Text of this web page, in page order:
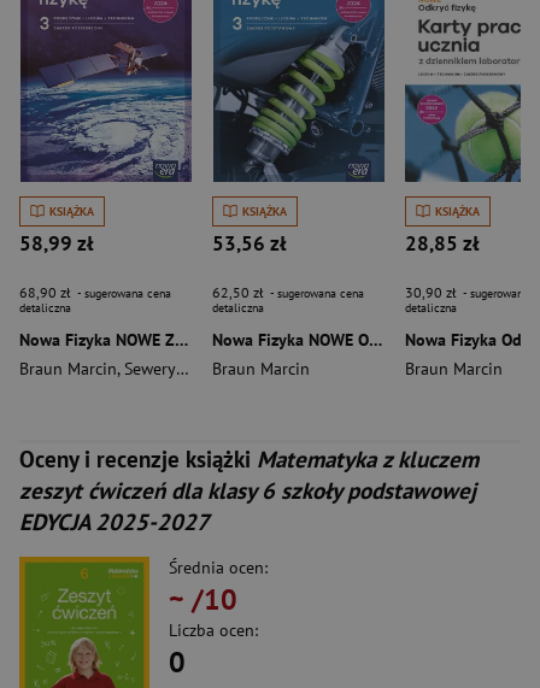
KSIĄŻKA
58,99 zł
68,90 zł - sugerowana cena
detaliczna
Nowa Fizyka NOWE ZROZUMIEĆ FIZYKĘ podręcznik część 3 zakres rozszerzony EDYCJA 2026
Braun Marcin, Seweryn-Byczuk Agnieszka
KSIĄŻKA
53,56 zł
62,50 zł - sugerowana cena
detaliczna
Nowa Fizyka NOWE ODKRYĆ FIZYKĘ podręcznik część 3 zakres podstawowy EDYCJA 2026
Braun Marcin
KSIĄŻKA
28,85 zł
30,90 zł - sugerowana
detaliczna
Braun Marcin
Oceny i recenzje książki Matematyka z kluczem
zeszyt ćwiczeń dla klasy 6 szkoły podstawowej
EDYCJA 2025-2027
Średnia ocen:
~ /10
Liczba ocen:
0